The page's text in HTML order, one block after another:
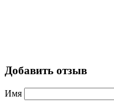
Добавить отзыв
Имя